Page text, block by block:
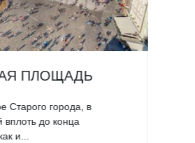
ПЛОЩАДЬ
Старого города, в
до конца
и...